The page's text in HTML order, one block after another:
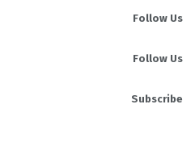
Follow Us
Follow Us
Subscribe